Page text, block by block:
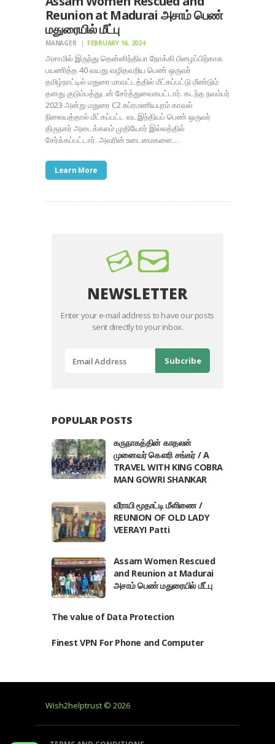
Reunion at Madurai அசாம் பெண்
மதுரையில் மீட்பு
MANAGER FEBRUARY 16, 2024
அசாமில் இருந்து தென்னிந்தியா நோக்கி பிழைப்பிற்காக
பயணித்த 40 வயது வழிதவறிய பெண் ஒருவர்
தமிழ்நாட்டில் மதுரை மாவட்டத்தில் மீட்கப்பட்டு மீண்டும்
தனது குடும்பத்துடன் சேர்த்துவைகபட்டார். கடந்த நவம்பர்
2023 அன்று மதுரை C2 சுப்ரமணியபுரம் காவல்
நிலையத்தால் மீட்கப்பட்ட வடஇந்தியப் பெண் ஒருவர்
திருநகர் அடைக்கலம் முதியோர் இல்லத்தில்
சேர்க்கப்பட்டார். அவரின் உடைமைகளை…
Learn More
NEWSLETTER
Enter your e-mail address to have our posts
sent directly to your inbox.
POPULAR POSTS
கருநாகத்தின் காதலன்
முனைவர் கௌரி சங்கர் / A
TRAVEL WITH KING COBRA
MAN GOWRI SHANKAR
வீராயி மூதாட்டி மீளிணை /
REUNION OF OLD LADY
VEERAYI Patti
Assam Women Rescued
and Reunion at Madurai
அசாம் பெண் மதுரையில் மீட்பு
The value of Data Protection
Finest VPN For Phone and Computer
Wish2helptrust © 2026